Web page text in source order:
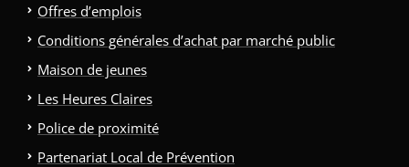
Offres d’emplois
Conditions générales d’achat par marché public
Maison de jeunes
Les Heures Claires
Police de proximité
Partenariat Local de Prévention